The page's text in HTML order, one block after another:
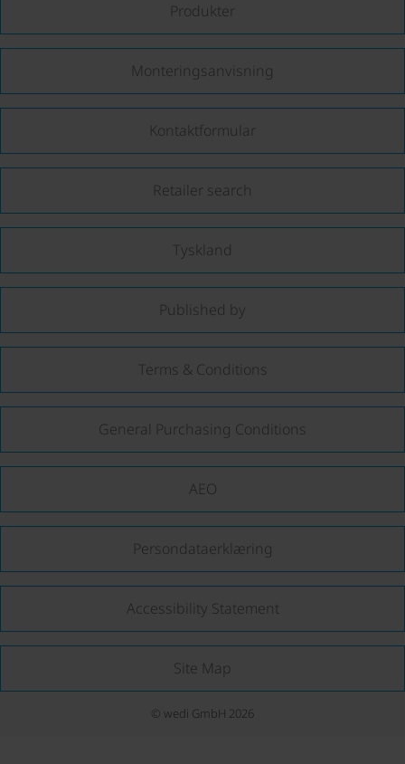
Produkter
Monteringsanvisning
Kontaktformular
Retailer search
Tyskland
Published by
Terms & Conditions
General Purchasing Conditions
AEO
Persondataerklæring
Accessibility Statement
Site Map
© wedi GmbH 2026